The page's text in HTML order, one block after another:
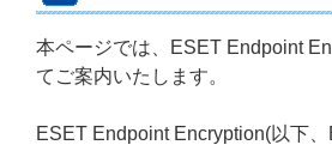
本ページでは、ESET Endpoint
てご案内いたします。
ESET Endpoint Encryption(以下